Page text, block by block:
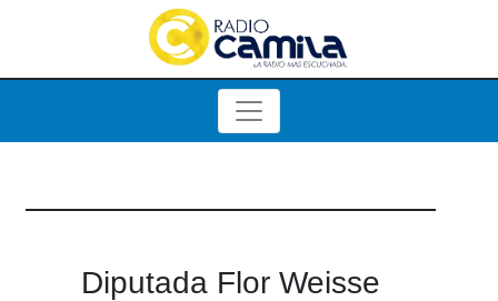
Diputada Flor Weisse